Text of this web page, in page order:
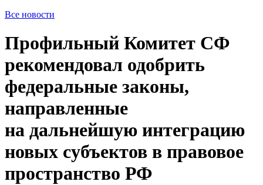
Все новости
Профильный Комитет СФ
рекомендовал одобрить
федеральные законы,
направленные
на дальнейшую интеграцию
новых субъектов в правовое
пространство РФ